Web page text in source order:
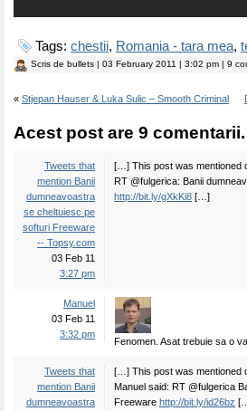
Tags: chestii, Romania - tara mea,
Scris de bullets | 03 February 2011 | 3:02 pm | 9
« Stjepan Hauser & Luka Sulic – Smooth Criminal
Acest post are 9 comentarii.
Tweets that
mention Banii
dumneavoastra
se cheltuiesc pe
softuri Freeware
-- Topsy.com
03 Feb 11
3:27 pm
[…] This post was mentioned
RT @fulgerica: Banii
http://bit.ly/gXkKi8 […]
Manuel
03 Feb 11
3:32 pm
Fenomen. Asat trebuie sa o
Tweets that
mention Banii
dumneavoastra
[…] This post was mentioned
Manuel said: RT @fulgerica
Freeware http://bit.ly/id26bz